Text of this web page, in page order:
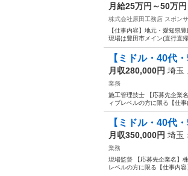
月給25万円～50万円
株式会社原田工務店 スポン
【仕事内容】地元・愛知県
現場は豊田市メイン(直行直
【ミドル・40代
月収280,000円 埼玉
業務
施工管理技士 【応募先企業
ィブレベルの方に限る【仕
【ミドル・40代
月収350,000円 埼玉
業務
現場監督 【応募先企業名】
レベルの方に限る【仕事内